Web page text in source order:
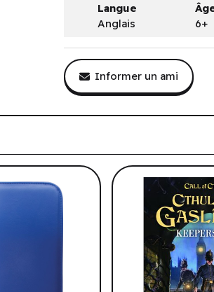
Langue
Anglais
6+
Informer un ami
de navigation.